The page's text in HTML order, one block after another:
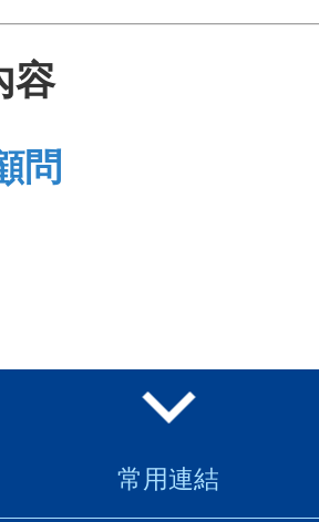
容
問
常用連結